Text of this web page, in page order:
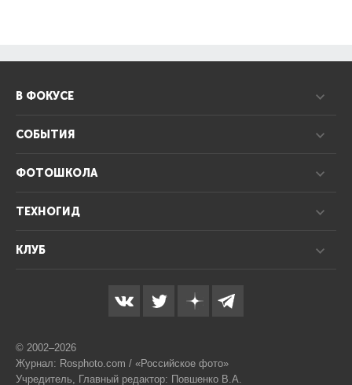
В ФОКУСЕ
СОБЫТИЯ
ФОТОШКОЛА
ТЕХНОГИД
КЛУБ
© 2002–2026
Журнал: Rosphoto.com / «Российское фото»
Учредитель, Главный редактор: Повшенко В.А.